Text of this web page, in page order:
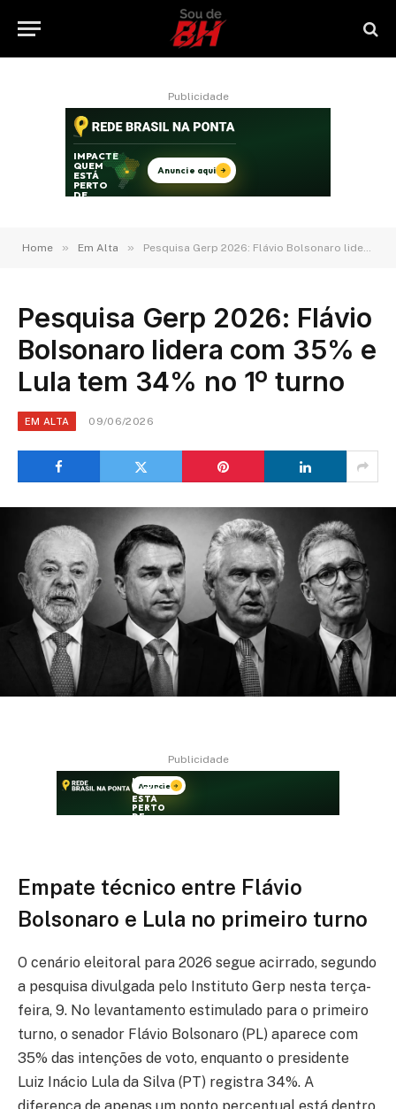
Publicidade
Home » Em Alta » Pesquisa Gerp 2026: Flávio Bolsonaro lidera com 35% e Lula tem 34% no 1º turno
Pesquisa Gerp 2026: Flávio
Bolsonaro lidera com 35% e
Lula tem 34% no 1º turno
EM ALTA 09/06/2026
Publicidade
Empate técnico entre Flávio
Bolsonaro e Lula no primeiro turno
O cenário eleitoral para 2026 segue acirrado, segundo
a pesquisa divulgada pelo Instituto Gerp nesta terça-
feira, 9. No levantamento estimulado para o primeiro
turno, o senador Flávio Bolsonaro (PL) aparece com
35% das intenções de voto, enquanto o presidente
Luiz Inácio Lula da Silva (PT) registra 34%. A
diferença de apenas um ponto percentual está dentro